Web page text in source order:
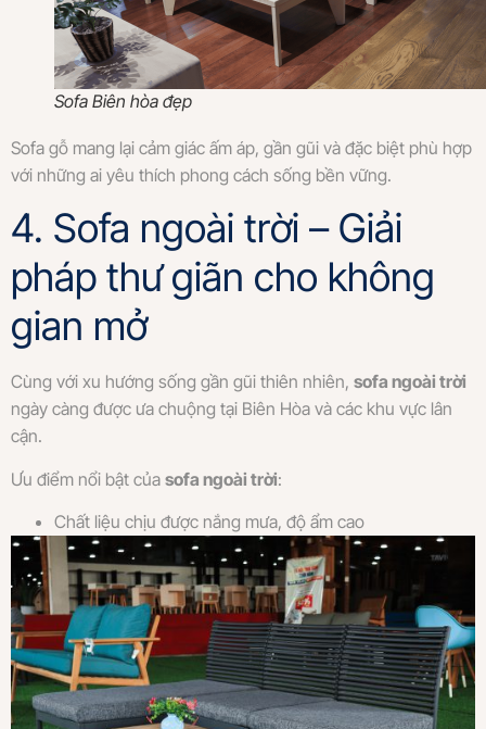
Sofa Biên hòa đẹp
Sofa gỗ mang lại cảm giác ấm áp, gần gũi và đặc biệt phù hợp
với những ai yêu thích phong cách sống bền vững.
4. Sofa ngoài trời – Giải
pháp thư giãn cho không
gian mở
Cùng với xu hướng sống gần gũi thiên nhiên, sofa ngoài trời
ngày càng được ưa chuộng tại Biên Hòa và các khu vực lân
cận.
Ưu điểm nổi bật của sofa ngoài trời:
Chất liệu chịu được nắng mưa, độ ẩm cao